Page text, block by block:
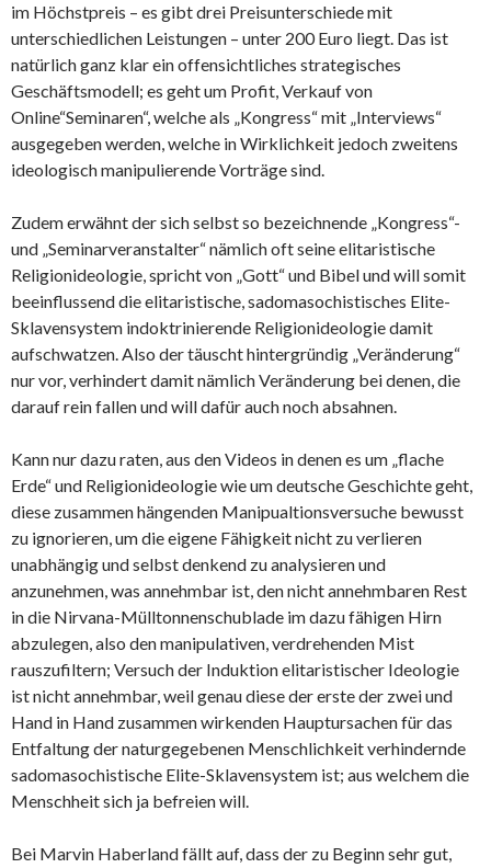
im Höchstpreis – es gibt drei Preisunterschiede mit
unterschiedlichen Leistungen – unter 200 Euro liegt. Das ist
natürlich ganz klar ein offensichtliches strategisches
Geschäftsmodell; es geht um Profit, Verkauf von
Online“Seminaren“, welche als „Kongress“ mit „Interviews“
ausgegeben werden, welche in Wirklichkeit jedoch zweitens
ideologisch manipulierende Vorträge sind.
Zudem erwähnt der sich selbst so bezeichnende „Kongress“-
und „Seminarveranstalter“ nämlich oft seine elitaristische
Religionideologie, spricht von „Gott“ und Bibel und will somit
beeinflussend die elitaristische, sadomasochistisches Elite-
Sklavensystem indoktrinierende Religionideologie damit
aufschwatzen. Also der täuscht hintergründig „Veränderung“
nur vor, verhindert damit nämlich Veränderung bei denen, die
darauf rein fallen und will dafür auch noch absahnen.
Kann nur dazu raten, aus den Videos in denen es um „flache
Erde“ und Religionideologie wie um deutsche Geschichte geht,
diese zusammen hängenden Manipualtionsversuche bewusst
zu ignorieren, um die eigene Fähigkeit nicht zu verlieren
unabhängig und selbst denkend zu analysieren und
anzunehmen, was annehmbar ist, den nicht annehmbaren Rest
in die Nirvana-Mülltonnenschublade im dazu fähigen Hirn
abzulegen, also den manipulativen, verdrehenden Mist
rauszufiltern; Versuch der Induktion elitaristischer Ideologie
ist nicht annehmbar, weil genau diese der erste der zwei und
Hand in Hand zusammen wirkenden Hauptursachen für das
Entfaltung der naturgegebenen Menschlichkeit verhindernde
sadomasochistische Elite-Sklavensystem ist; aus welchem die
Menschheit sich ja befreien will.
Bei Marvin Haberland fällt auf, dass der zu Beginn sehr gut,